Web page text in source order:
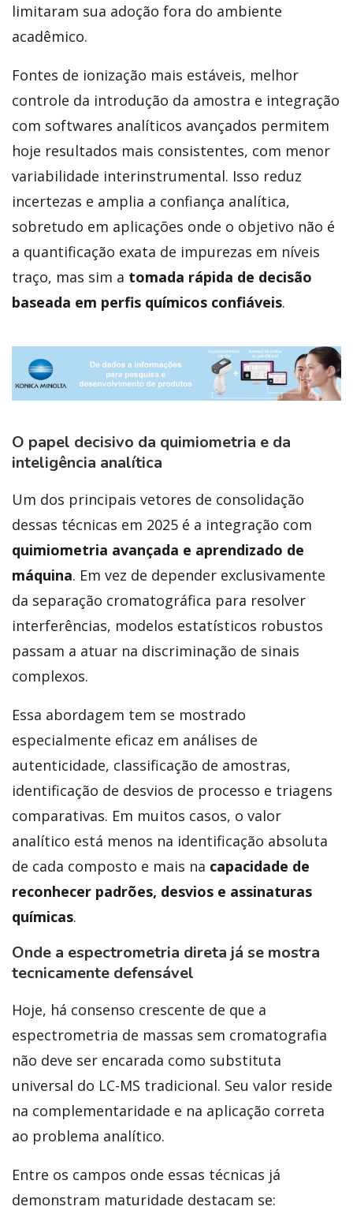
limitaram sua adoção fora do ambiente
acadêmico.
Fontes de ionização mais estáveis, melhor
controle da introdução da amostra e integração
com softwares analíticos avançados permitem
hoje resultados mais consistentes, com menor
variabilidade interinstrumental. Isso reduz
incertezas e amplia a confiança analítica,
sobretudo em aplicações onde o objetivo não é
a quantificação exata de impurezas em níveis
traço, mas sim a tomada rápida de decisão
baseada em perfis químicos confiáveis.
O papel decisivo da quimiometria e da
inteligência analítica
Um dos principais vetores de consolidação
dessas técnicas em 2025 é a integração com
quimiometria avançada e aprendizado de
máquina. Em vez de depender exclusivamente
da separação cromatográfica para resolver
interferências, modelos estatísticos robustos
passam a atuar na discriminação de sinais
complexos.
Essa abordagem tem se mostrado
especialmente eficaz em análises de
autenticidade, classificação de amostras,
identificação de desvios de processo e triagens
comparativas. Em muitos casos, o valor
analítico está menos na identificação absoluta
de cada composto e mais na capacidade de
reconhecer padrões, desvios e assinaturas
químicas.
Onde a espectrometria direta já se mostra
tecnicamente defensável
Hoje, há consenso crescente de que a
espectrometria de massas sem cromatografia
não deve ser encarada como substituta
universal do LC-MS tradicional. Seu valor reside
na complementaridade e na aplicação correta
ao problema analítico.
Entre os campos onde essas técnicas já
demonstram maturidade destacam se: